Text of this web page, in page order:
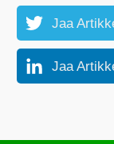
Jaa
Jaa